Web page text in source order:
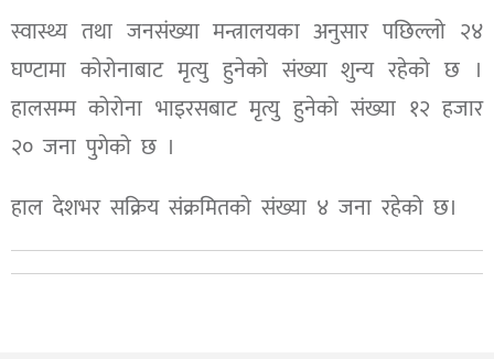
स्वास्थ्य तथा जनसंख्या मन्त्रालयका अनुसार पछिल्लो २४
घण्टामा कोरोनाबाट मृत्यु हुनेको संख्या शुन्य रहेको छ ।
हालसम्म कोरोना भाइरसबाट मृत्यु हुनेको संख्या १२ हजार
२० जना पुगेको छ ।
हाल देशभर सक्रिय संक्रमितको संख्या ४ जना रहेको छ।